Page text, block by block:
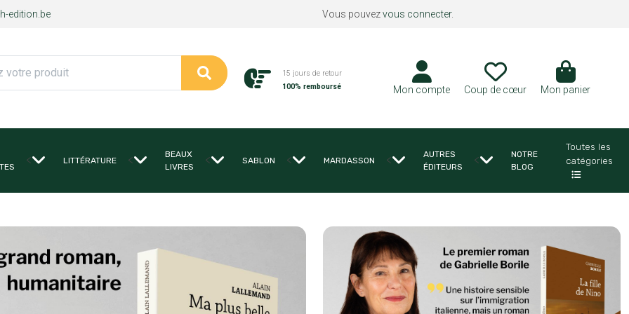
edition.be Vous pouvezvous connecter.
15 jours de retour
100% remboursé
Mon compte Coup de cœur Mon panier
< LITTÉRATURE <
BEAUX
LIVRES
< SABLON < MARDASSON <
AUTRES
ÉDITEURS
<
NOTRE
BLOG
Toutes les
catégories